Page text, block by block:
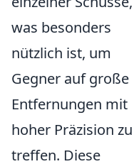
was besonders
nützlich ist, um
Gegner auf große
Entfernungen mit
hoher Präzision zu
treffen. Diese